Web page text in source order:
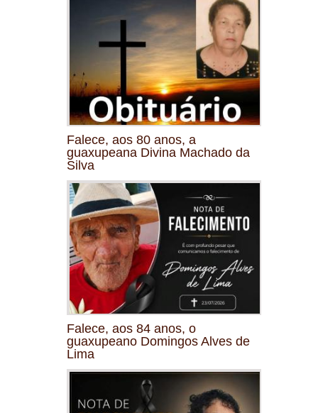
Falece, aos 80 anos, a
guaxupeana Divina Machado da
Silva
Falece, aos 84 anos, o
guaxupeano Domingos Alves de
Lima